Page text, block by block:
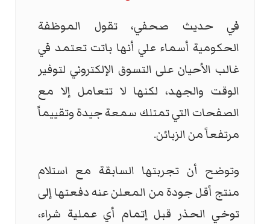
في حديث صحفي، تقول الموظفة
الحكومية أسماء علي أنها باتت تعتمد في
غالب الأحيان على التسوق الإلكتروني لتوفير
الوقت والجهد، لكنها لا تتعامل إلا مع
الصفحات التي تمتلك سمعة جيدة وتقييماً
مرتفعاً من الزبائن.
وتوضح أن تجربتها السابقة مع استلام
منتج أقل جودة من المعلن عنه دفعتها إلى
توخي الحذر قبل إتمام أي عملية شراء،